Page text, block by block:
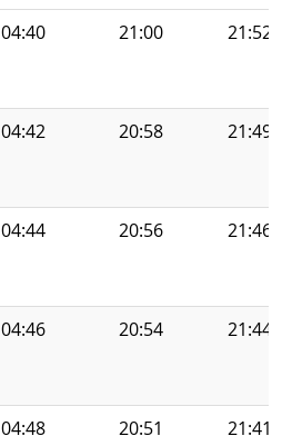
04:40 21:00 21:52
04:42 20:58 21:49
04:44 20:56 21:46
04:46 20:54 21:44
04:48 20:51 21:41